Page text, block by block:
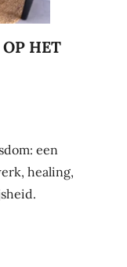
HET
een
healing,